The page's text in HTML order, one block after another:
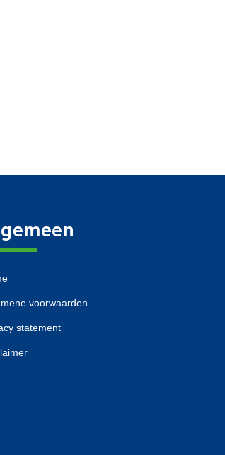
voorwaarden
statement